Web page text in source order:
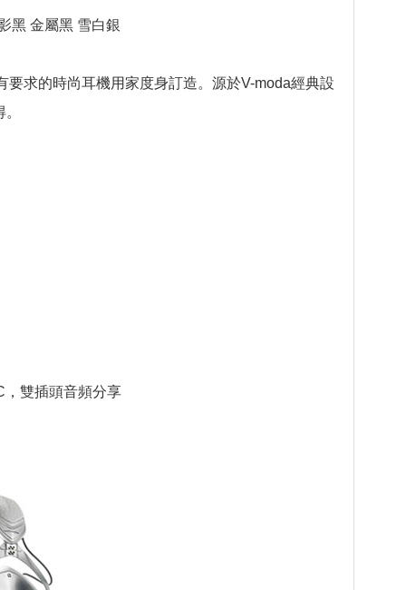
黑 金屬黑 雪白銀
要求的時尚耳機用家度身訂造。源於V-moda經典設
，雙插頭音頻分享